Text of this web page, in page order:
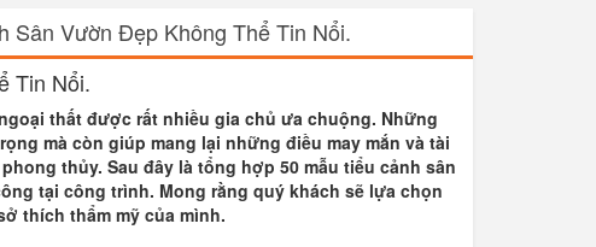
Sân Vườn Đẹp Không Thể Tin Nổi.
Tin Nổi.
thất được rất nhiều gia chủ ưa chuộng. Những
mà còn giúp mang lại những điều may mắn và tài
thủy. Sau đây là tổng hợp 50 mẫu tiểu cảnh sân
tại công trình. Mong rằng quý khách sẽ lựa chọn
thích thẩm mỹ của mình.